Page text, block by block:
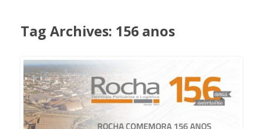
Tag Archives: 156 anos